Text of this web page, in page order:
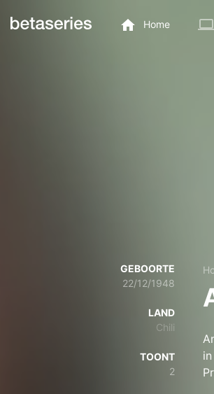
Home
GEBOORTE
22/12/1948
LAND
Chili
TOONT
2